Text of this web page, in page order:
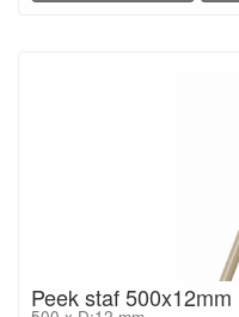
Peek staf 500x12mm